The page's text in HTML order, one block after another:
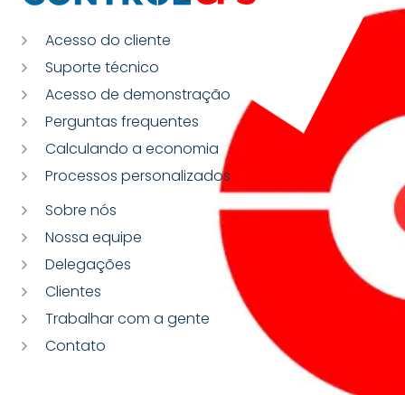
Acesso do cliente
Suporte técnico
Acesso de demonstração
Perguntas frequentes
Calculando a economia
Processos personalizados
Sobre nós
Nossa equipe
Delegações
Clientes
Trabalhar com a gente
Contato